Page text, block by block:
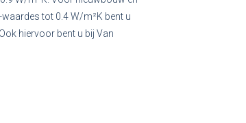
tot 0.4 W/m²K bent u
hiervoor bent u bij Van